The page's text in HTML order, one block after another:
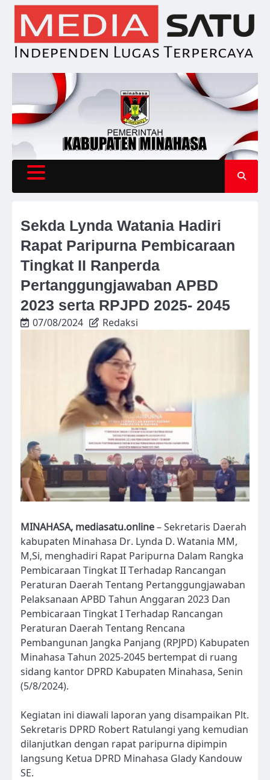
Skip
content
Sekda Lynda Watania Hadiri
Rapat Paripurna Pembicaraan
Tingkat II Ranperda
Pertanggungjawaban APBD
2023 serta RPJPD 2025- 2045
07/08/2024 Redaksi
MINAHASA, mediasatu.online– Sekretaris Daerah
kabupaten Minahasa Dr. Lynda D. Watania MM,
M,Si, menghadiri Rapat Paripurna Dalam Rangka
Pembicaraan Tingkat II Terhadap Rancangan
Peraturan Daerah Tentang Pertanggungjawaban
Pelaksanaan APBD Tahun Anggaran 2023 Dan
Pembicaraan Tingkat I Terhadap Rancangan
Peraturan Daerah Tentang Rencana
Pembangunan Jangka Panjang (RPJPD) Kabupaten
Minahasa Tahun 2025-2045 bertempat di ruang
sidang kantor DPRD Kabupaten Minahasa, Senin
(5/8/2024).
Kegiatan ini diawali laporan yang disampaikan Plt.
Sekretaris DPRD Robert Ratulangi yang kemudian
dilanjutkan dengan rapat paripurna dipimpin
langsung Ketua DPRD Minahasa Glady Kandouw
SE.